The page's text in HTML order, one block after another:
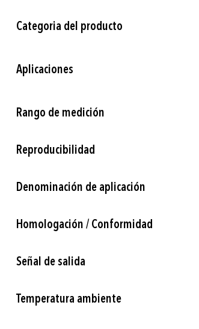
Categoria del producto
Aplicaciones
Rango de medición
Reproducibilidad
Denominación de aplicación
Homologación / Conformidad
Señal de salida
Temperatura ambiente